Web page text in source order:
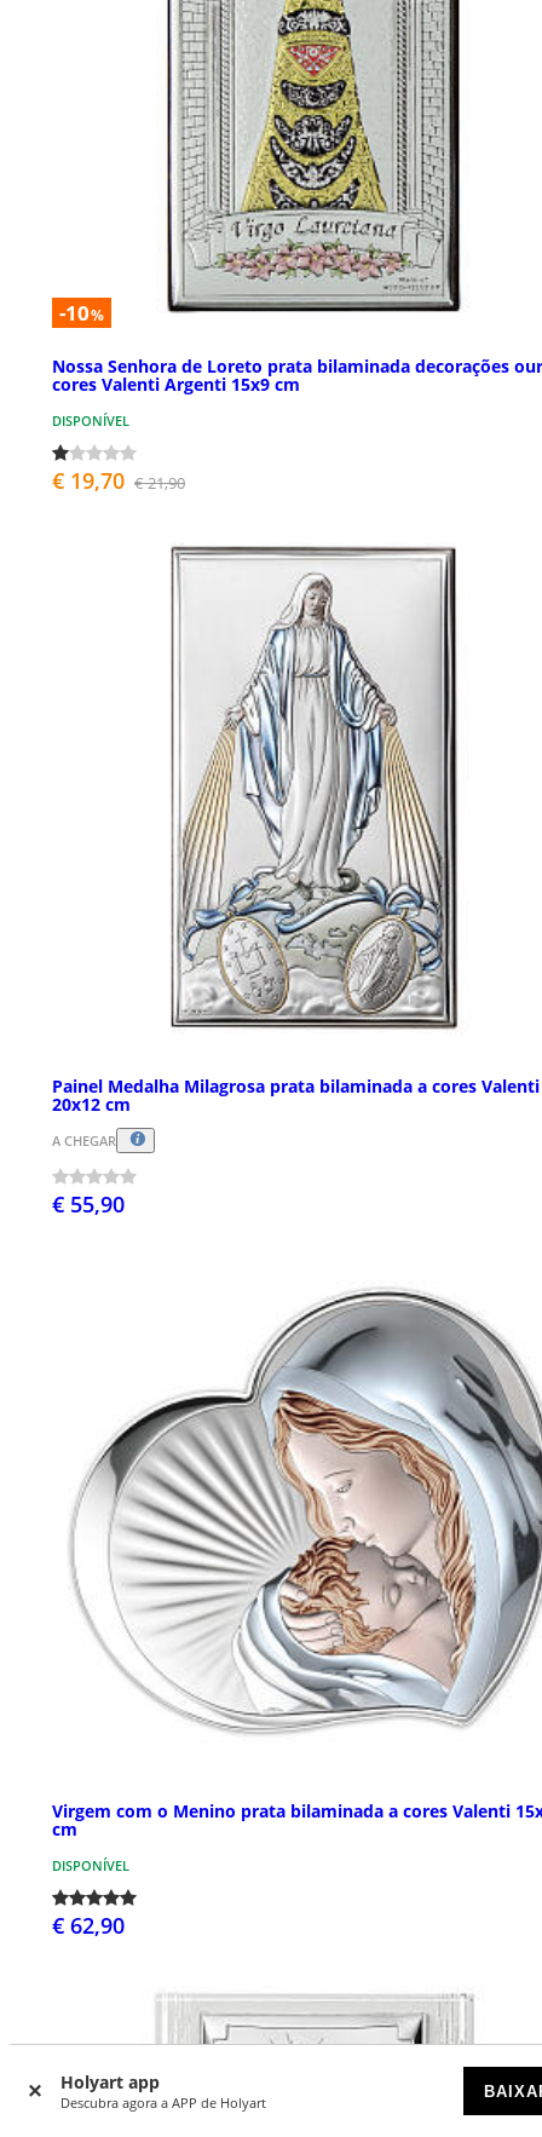
Holyart app
Descubra agora a APP de Holyart
-10%
Nossa Senhora de Loreto prata bilaminada decorações
cores Valenti Argenti 15x9 cm
DISPONÍVEL
€ 19,70 € 21,90
Painel Medalha Milagrosa prata bilaminada a cores Valenti
20x12 cm
A CHEGAR
€ 55,90
Virgem com o Menino prata bilaminada a cores Valenti
cm
DISPONÍVEL
€ 62,90